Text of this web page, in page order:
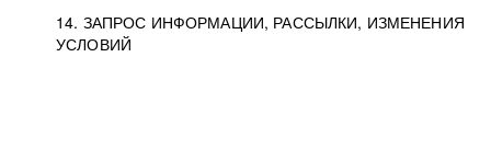
14. ЗАПРОС ИНФОРМАЦИИ, РАССЫЛКИ, ИЗМЕНЕНИЯ
УСЛОВИЙ